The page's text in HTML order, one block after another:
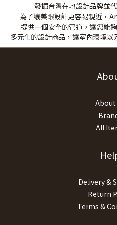
發掘台灣在地設計品牌並
為了讓美跟設計更容易親近，
提供一個安全的管道，讓您能
多元化的設計商品，讓室內環境
About
All
Delivery &
Return
Terms &